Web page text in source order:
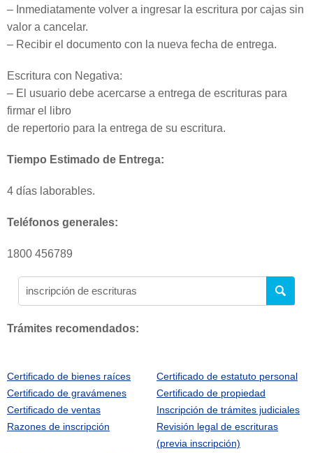
– Inmediatamente volver a ingresar la escritura por cajas sin
valor a cancelar.
– Recibir el documento con la nueva fecha de entrega.
Escritura con Negativa:
– El usuario debe acercarse a entrega de escrituras para
firmar el libro
de repertorio para la entrega de su escritura.
Tiempo Estimado de Entrega:
4 días laborables.
Teléfonos generales:
1800 456789
Trámites recomendados:
Certificado de bienes raíces
Certificado de estatuto personal
Certificado de gravámenes
Certificado de propiedad
Certificado de ventas
Inscripción de trámites judiciales
Razones de inscripción
Revisión legal de escrituras
(previa inscripción)